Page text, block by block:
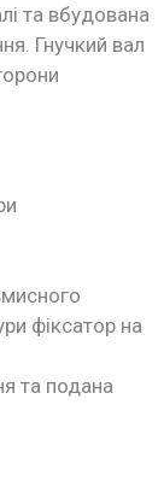
та вбудована
Гнучкий вал
фіксатор на
та подана